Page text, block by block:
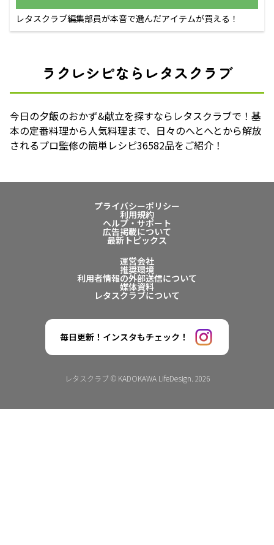
レタスクラブ編集部員が本音で選んだアイテムが買える！
ラクレシピならレタスクラブ
今日の夕飯のおかず&献立を探すならレタスクラブで！基
本の定番料理から人気料理まで、日々のへとへとから解放
されるプロ監修の簡単レシピ36582品をご紹介！
プライバシーポリシー
利用規約
ヘルプ・サポート
広告掲載について
最新トピックス
運営会社
推奨環境
利用者情報の外部送信について
媒体資料
レタスクラブについて
毎日更新！インスタもチェック！
レタスクラブ © KADOKAWA LifeDesign. 2026